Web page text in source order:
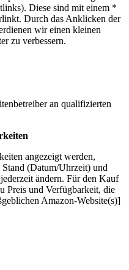
Diese sind mit einem *
Durch das Anklicken der
wir einen kleinen
zu verbessern.
an qualifizierten
angezeigt werden,
Stand (Datum/Uhrzeit) und
ändern. Für den Kauf
Preis und Verfügbarkeit, die
Amazon-Website(s)]